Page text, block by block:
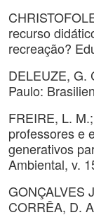
recurso
recreação?
DELEUZE, G.
Paulo:
FREIRE, L.
professores e
generativos
Ambiental, v.
GONÇALVES
CORRÊA, D.